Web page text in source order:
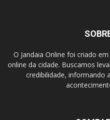
O Jandaia Online foi criado
online da cidade. Buscamos
credibilidade, informando